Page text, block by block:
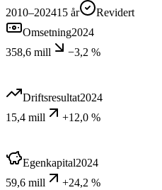
2010–202415 år
Revidert
Omsetning2024
358,6 mill
−3,2 %
Driftsresultat2024
15,4 mill
+12,0 %
Egenkapital2024
59,6 mill
+24,2 %